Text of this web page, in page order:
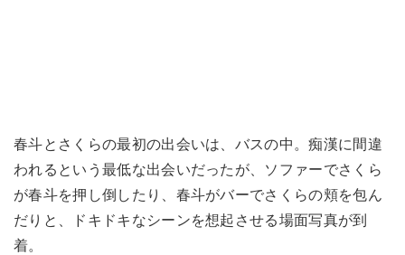
春斗とさくらの最初の出会いは、バスの中。痴漢に間違
われるという最低な出会いだったが、ソファーでさくら
が春斗を押し倒したり、春斗がバーでさくらの頬を包ん
だりと、ドキドキなシーンを想起させる場面写真が到
着。